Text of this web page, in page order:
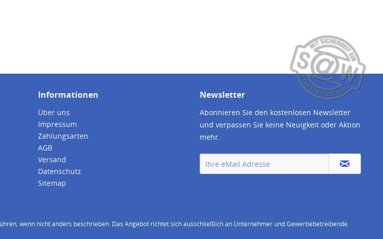
Informationen
Über uns
Impressum
Zahlungsarten
AGB
Versand
Datenschutz
Sitemap
Newsletter
Abonnieren Sie den kostenlosen Newsletter
und verpassen Sie keine Neuigkeit oder Aktion
mehr.
wenn nicht anders beschrieben. Das Angebot richtet sich ausschließlich an Unternehmer und Gewerbebetreibende.